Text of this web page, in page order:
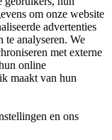
om onze website
advertenties
te analyseren. We
met externe
online
maakt van hun
en ons